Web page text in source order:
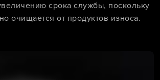
срока службы, поскольку
очищается от продуктов износа.